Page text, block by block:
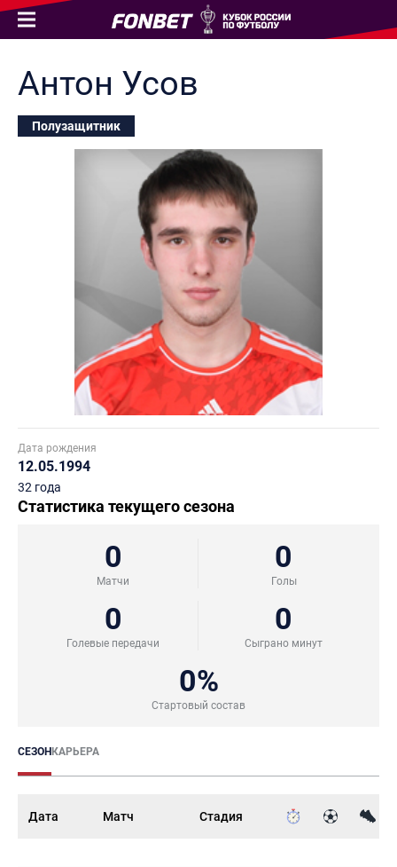
Антон Усов
Полузащитник
Дата рождения
12.05.1994
32 года
Статистика текущего сезона
0
Матчи
0
Голы
0
Голевые передачи
0
Сыграно минут
0%
Стартовый состав
СЕЗОНКАРЬЕРА
Дата Матч Стадия